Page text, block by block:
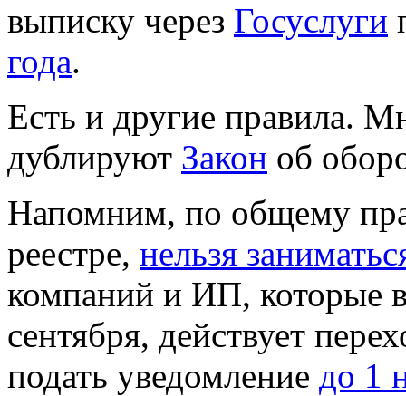
выписку через Госуслуги
года.
Есть и другие правила.
дублируют Закон об
Напомним, по общему
реестре, нельзя
компаний и ИП, которые
сентября, действует
подать уведомление до 1